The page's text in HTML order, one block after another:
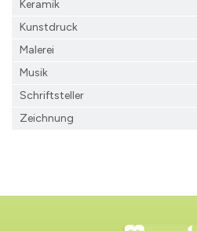
Keramik
Kunstdruck
Malerei
Musik
Schriftsteller
Zeichnung